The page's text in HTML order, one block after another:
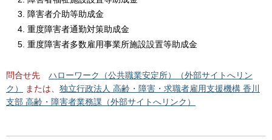
障害者介助等助成金
重度障害者通勤対策助成金
重度障害者多数雇用事業所施設設置等助成金
問合せ先
ハローワーク（公共職業安定所）（外部サイトへリン
ク）
または、 独立行政法人 高齢・障害・求職者雇用支援機構 香川
支部 高齢・障害者業務課（外部サイトへリンク）